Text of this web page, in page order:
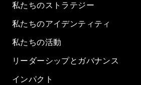
私たちのストラテジー
私たちのアイデンティティ
私たちの活動
リーダーシップとガバナンス
インパクト